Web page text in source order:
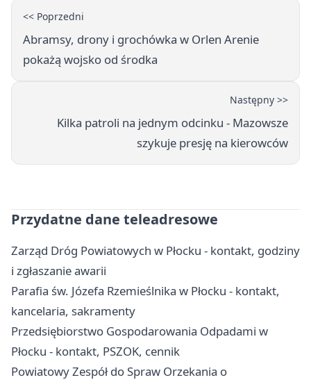
<< Poprzedni
Abramsy, drony i grochówka w Orlen Arenie
pokażą wojsko od środka
Następny >>
Kilka patroli na jednym odcinku - Mazowsze
szykuje presję na kierowców
Przydatne dane teleadresowe
Zarząd Dróg Powiatowych w Płocku - kontakt, godziny
i zgłaszanie awarii
Parafia św. Józefa Rzemieślnika w Płocku - kontakt,
kancelaria, sakramenty
Przedsiębiorstwo Gospodarowania Odpadami w
Płocku - kontakt, PSZOK, cennik
Powiatowy Zespół do Spraw Orzekania o